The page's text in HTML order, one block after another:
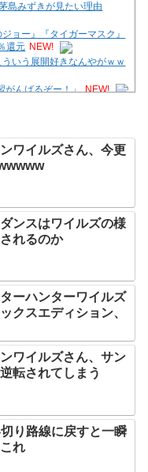
島みずきが見たい理由
ョー』『タイガーマスク』
還元 NEW!
いう展開好きなんやがｗｗ
がんばるぞー！」 NEW!
の性能に」
つアルテミシアへの反
店に出せるレベル」ラーメ
の
ンワイルズさん、今更
ンスはワイルズの様
れるのか
ターハンターワイルズ
クスエディション、
ンワイルズさん、サン
転されてしまう
切り路線に戻すと一瞬
れ